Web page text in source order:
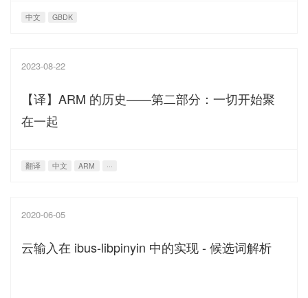
中文 GBDK
2023-08-22
【译】ARM 的历史——第二部分：一切开始聚
在一起
翻译 中文 ARM ···
2020-06-05
云输入在 ibus-libpinyin 中的实现 - 候选词解析